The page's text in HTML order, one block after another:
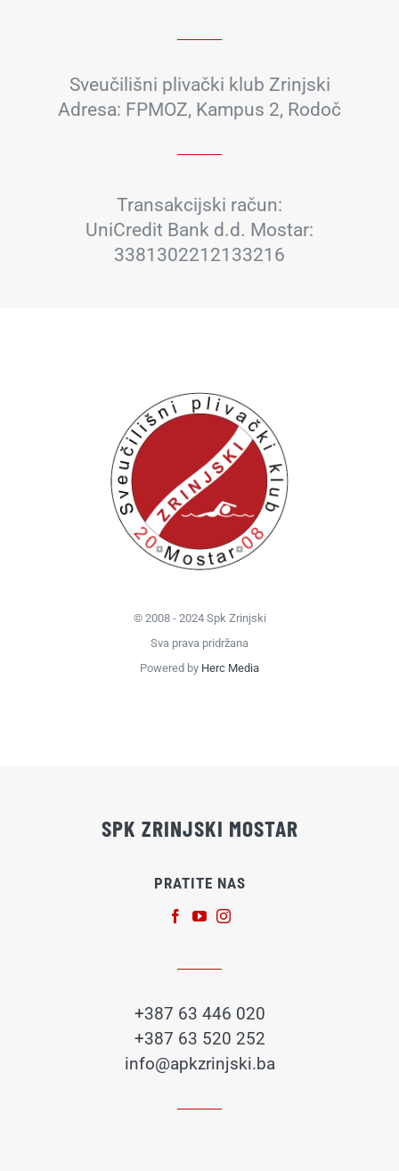
Sveučilišni plivački klub Zrinjski
Adresa: FPMOZ, Kampus 2, Rodoč
Transakcijski račun:
UniCredit Bank d.d. Mostar:
3381302212133216
© 2008 - 2024 Spk Zrinjski
Sva prava pridržana
Powered by Herc Media
SPK ZRINJSKI MOSTAR
PRATITE NAS
+387 63 446 020
+387 63 520 252
info@apkzrinjski.ba